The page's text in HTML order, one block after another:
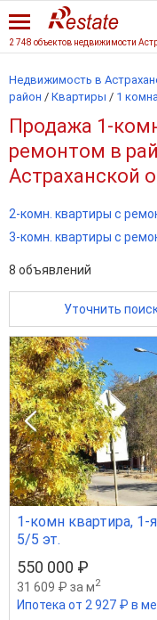
Недвижимость в
район / Квартиры / 1
Продажа 1-
ремонтом в
Астраханской
2-комн. квартиры с
3-комн. квартиры с
8 объявлений
Уточнить
1-комн квартира, 1-
5/5 эт.
550 000 ₽
31 609 ₽ за м2
Ипотека от 2 927 ₽ в